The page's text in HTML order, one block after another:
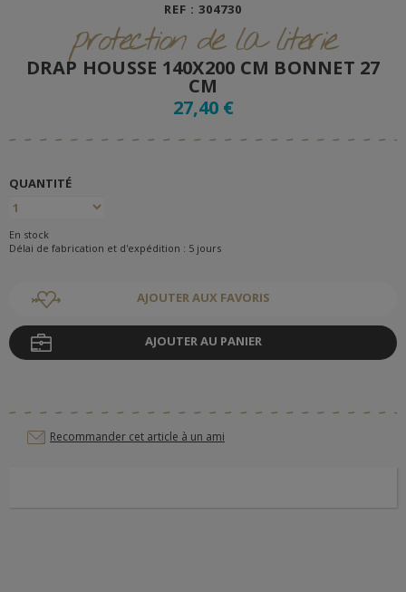
REF : 304730
protection de la literie
DRAP HOUSSE 140X200 CM BONNET 27
CM
27,40 €
QUANTITÉ
En stock
Délai de fabrication et d'expédition : 5 jours
AJOUTER AUX FAVORIS
AJOUTER AU PANIER
Recommander cet article à un ami